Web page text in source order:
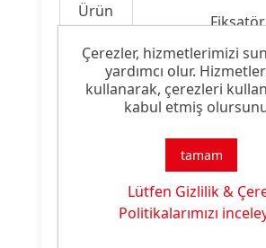
Ürün
Tipi:
Fiksatör
Ürün
Özelliği:
Boyama
Ürün
Dosya
Dosya
Çerezler, hizmetlerimizi
yardımcı olur.
kullanarak, çerezleri
kabul etmiş
tamam
Lütfen Gizlilik &
Politikalarımızı